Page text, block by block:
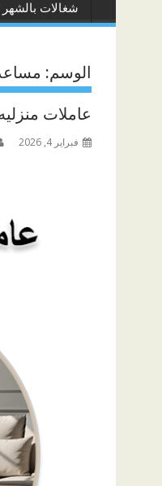
شغالات بالشهر
الوسم:
عاملات منزليه الخرج
فبراير 4, 2026